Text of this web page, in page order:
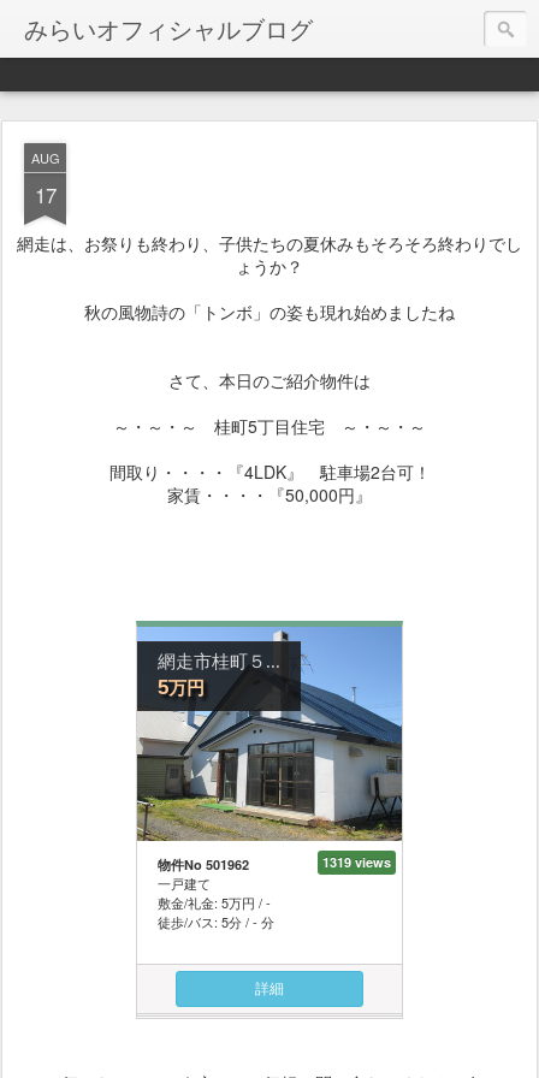
みらいオフィシャルブログ
AUG
17
網走は、お祭りも終わり、子供たちの夏休みもそろそろ終わりでし
ょうか？
秋の風物詩の「トンボ」の姿も現れ始めましたね
さて、本日のご紹介物件は
～・～・～ 桂町5丁目住宅 ～・～・～
間取り・・・・『4LDK』 駐車場2台可！
家賃・・・・『50,000円』